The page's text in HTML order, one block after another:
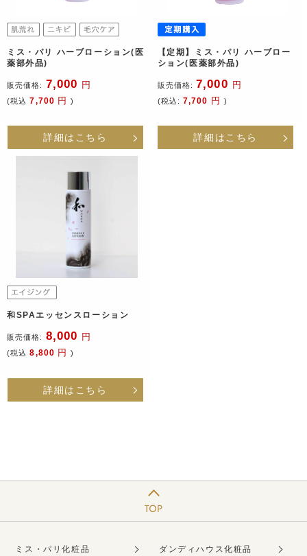
ミス・パリ ハーブローション(医
薬部外品)
販売価格: 7,000 円
(税込 7,700 円)
詳細はこちら
【定期】ミス・パリ ハーブロー
ション(医薬部外品)
販売価格: 7,000 円
(税込: 7,700 円 )
詳細はこちら
和SPAエッセンスローション
販売価格: 8,000 円
(税込 8,800 円)
詳細はこちら
ミス・パリ化粧品 ダンディハウス化粧品